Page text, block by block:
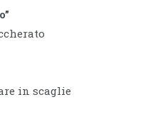
in scaglie